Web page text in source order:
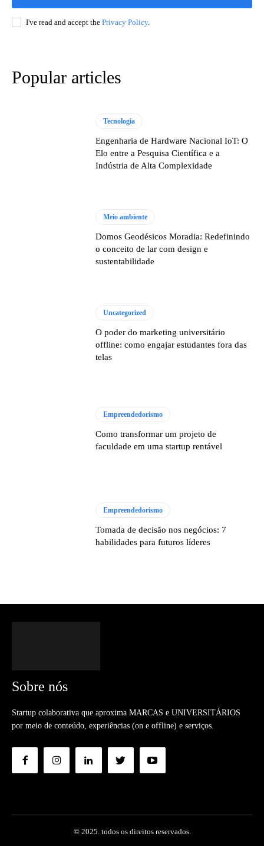
I've read and accept the Privacy Policy.
Popular articles
Tecnologia
Engenharia de Hardware Nacional IoT: O
Elo entre a Pesquisa Científica e a
Indústria de Alta Complexidade
Meio ambiente
Domos Geodésicos Moradia: Redefinindo
o conceito de lar com design e
sustentabilidade
Uncategorized
O poder do marketing universitário
offline: como engajar estudantes fora das
telas
Empreendedorismo
Como transformar um projeto de
faculdade em uma startup rentável
Empreendedorismo
Tomada de decisão nos negócios: 7
habilidades para futuros líderes
Sobre nós
Startup colaborativa que aproxima MARCAS e UNIVERSITÁRIOS
por meio de conteúdo, experiências (on e offline) e serviços.
© 2025. todos os direitos reservados.